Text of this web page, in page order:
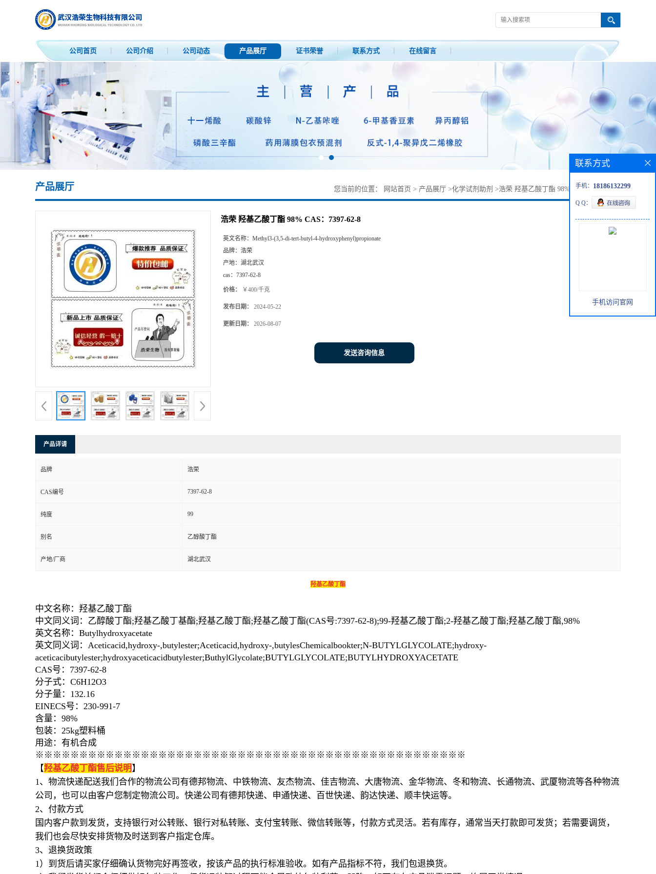
公司首页 公司介绍 公司动态 产品展厅 证书荣誉 联系方式 在线留言
产品展厅 您当前的位置： 网站首页 > 产品展厅 >化学试剂助剂 >浩荣 羟基乙酸丁酯 98% CAS：7397-62-8
浩荣 羟基乙酸丁酯 98% CAS：7397-62-8
英文名称： Methyl3-(3,5-di-tert-butyl-4-hydroxyphenyl)propionate
品牌： 浩荣
产地： 湖北武汉
cas： 7397-62-8
价格： ￥400/千克
发布日期： 2024-05-22
更新日期： 2026-08-07
发送咨询信息
产品详请
品牌 浩荣
CAS编号 7397-62-8
纯度 99
别名 乙醇酸丁酯
产地/厂商 湖北武汉
羟基乙酸丁酯
中文名称：羟基乙酸丁酯
中文同义词：乙醇酸丁酯;羟基乙酸丁基酯;羟基乙酸丁酯;羟基乙酸丁酯(CAS号:7397-62-8);99-羟基乙酸丁酯;2-羟基乙酸丁酯;羟基乙酸丁酯,98%
英文名称：Butylhydroxyacetate
英文同义词：Aceticacid,hydroxy-,butylester;Aceticacid,hydroxy-,butylesChemicalbookter;N-BUTYLGLYCOLATE;hydroxy-
aceticacibutylester;hydroxyaceticacidbutylester;ButhylGlycolate;BUTYLGLYCOLATE;BUTYLHYDROXYACETATE
CAS号：7397-62-8
分子式：C6H12O3
分子量：132.16
EINECS号：230-991-7
含量：98%
包装：25kg塑料桶
用途：有机合成
※※※※※※※※※※※※※※※※※※※※※※※※※※※※※※※※※※※※※※※※※※※※※※※※※
【羟基乙酸丁酯售后说明】
1、物流快递配送我们合作的物流公司有德邦物流、中铁物流、友杰物流、佳吉物流、大唐物流、金华物流、冬和物流、长通物流、武厦物流等各种物流
公司，也可以由客户您制定物流公司。快递公司有德邦快递、申通快递、百世快递、韵达快递、顺丰快运等。
2、付款方式
国内客户款到发货，支持银行对公转账、银行对私转账、支付宝转账、微信转账等，付款方式灵活。若有库存，通常当天打款即可发货；若需要调货，
我们也会尽快安排货物及时送到客户指定仓库。
3、退换货政策
1）到货后请买家仔细确认货物完好再签收，按该产品的执行标准验收。如有产品指标不符，我们包退换货。
联系方式
手机： 18186132299
Q Q：
手机访问官网